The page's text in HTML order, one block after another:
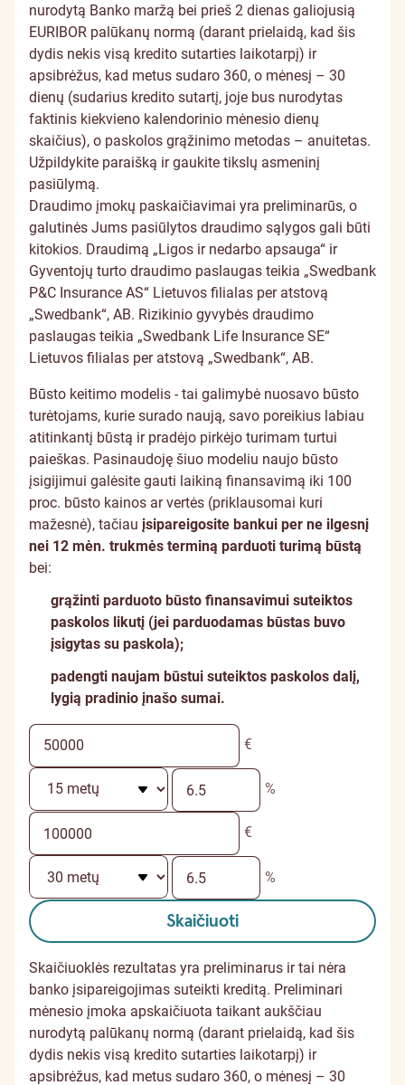
nurodytą Banko maržą bei prieš 2 dienas galiojusią
EURIBOR palūkanų normą (darant prielaidą, kad šis
dydis nekis visą kredito sutarties laikotarpį) ir
apsibrėžus, kad metus sudaro 360, o mėnesį – 30
dienų (sudarius kredito sutartį, joje bus nurodytas
faktinis kiekvieno kalendorinio mėnesio dienų
skaičius), o paskolos grąžinimo metodas – anuitetas.
Užpildykite paraišką ir gaukite tikslų asmeninį
pasiūlymą.
Draudimo įmokų paskaičiavimai yra preliminarūs, o
galutinės Jums pasiūlytos draudimo sąlygos gali būti
kitokios. Draudimą „Ligos ir nedarbo apsauga“ ir
Gyventojų turto draudimo paslaugas teikia „Swedbank
P&C Insurance AS“ Lietuvos filialas per atstovą
„Swedbank“, AB. Rizikinio gyvybės draudimo
paslaugas teikia „Swedbank Life Insurance SE“
Lietuvos filialas per atstovą „Swedbank“, AB.
Būsto keitimo modelis - tai galimybė nuosavo būsto
turėtojams, kurie surado naują, savo poreikius labiau
atitinkantį būstą ir pradėjo pirkėjo turimam turtui
paieškas. Pasinaudoję šiuo modeliu naujo būsto
įsigijimui galėsite gauti laikiną finansavimą iki 100
proc. būsto kainos ar vertės (priklausomai kuri
mažesnė), tačiau įsipareigosite bankui per ne ilgesnį
nei 12 mėn. trukmės terminą parduoti turimą būstą
bei:
grąžinti parduoto būsto finansavimui suteiktos
paskolos likutį (jei parduodamas būstas buvo
įsigytas su paskola);
padengti naujam būstui suteiktos paskolos dalį,
lygią pradinio įnašo sumai.
€
%
€
%
Skaičiuoti
Skaičiuoklės rezultatas yra preliminarus ir tai nėra
banko įsipareigojimas suteikti kreditą. Preliminari
mėnesio įmoka apskaičiuota taikant aukščiau
nurodytą palūkanų normą (darant prielaidą, kad šis
dydis nekis visą kredito sutarties laikotarpį) ir
apsibrėžus, kad metus sudaro 360, o mėnesį – 30